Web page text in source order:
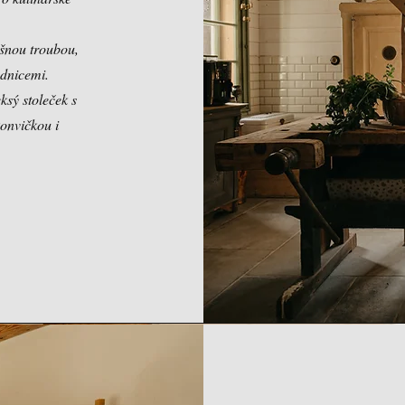
troubou,
stoleček s
i